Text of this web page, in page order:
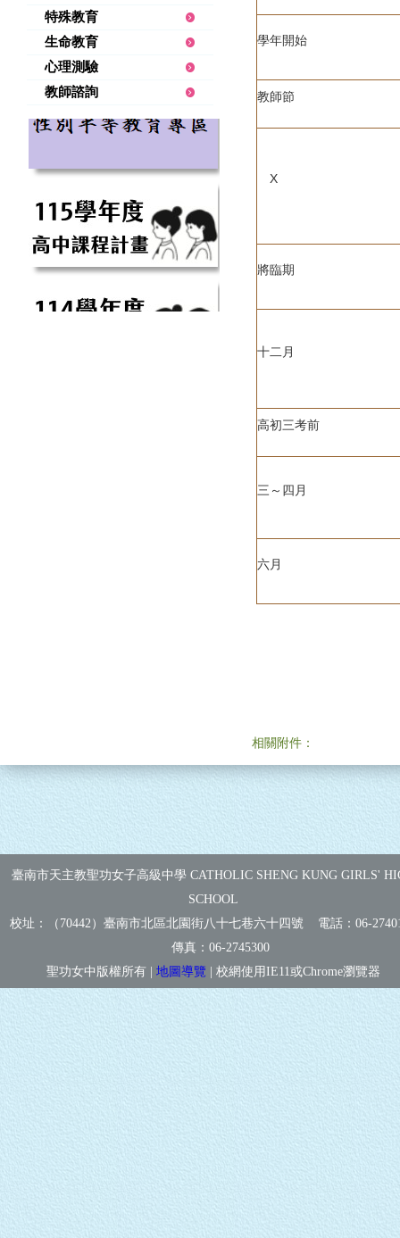
特殊教育
生命教育
心理測驗
教師諮詢
學年開始
教師節
X
將臨期
十二月
高初三考前
三～四月
六月
相關附件：
臺南市天主教聖功女子高級中學 CATHOLIC SHENG KUNG GIRLS'
SCHOOL
校址：（70442）臺南市北區北園街八十七巷六十四號 電話：06-
傳真： 06-2745300
聖功女中版權所有 | 地圖導覽 | 校網使用IE11或Chrome瀏覽器